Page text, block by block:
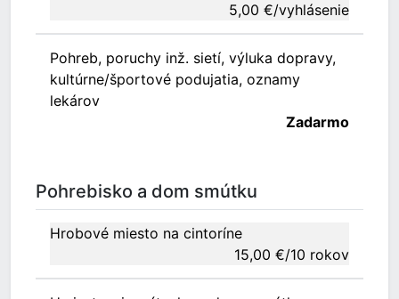
5,00 €/vyhlásenie
Pohreb, poruchy inž. sietí, výluka dopravy,
kultúrne/športové podujatia, oznamy
lekárov
Zadarmo
Pohrebisko a dom smútku
Hrobové miesto na cintoríne
15,00 €/10 rokov